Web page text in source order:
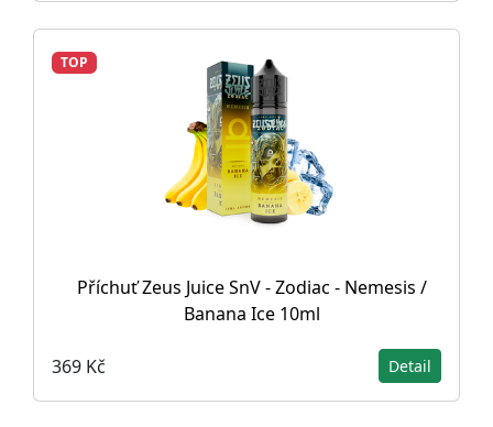
TOP
Příchuť Zeus Juice SnV - Zodiac - Nemesis /
Banana Ice 10ml
369 Kč Detail